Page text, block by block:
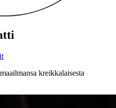
kreikkalaisesta